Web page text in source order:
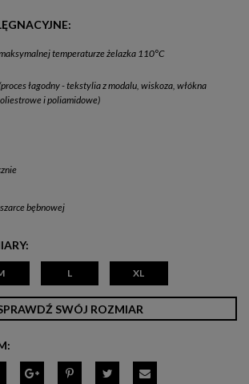
temperaturze żelazka 110°C
łagodny - tekstylia z modalu, wiskoza, włókna
i poliamidowe)
bębnowej
L XL
SWÓJ ROZMIAR